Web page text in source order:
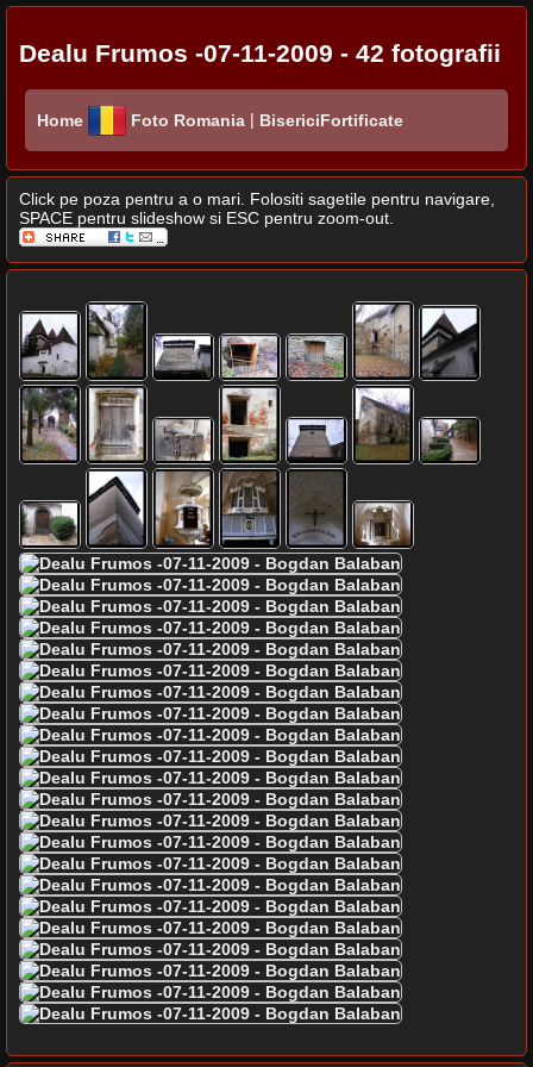
Dealu Frumos -07-11-2009 - 42 fotografii
Home Foto Romania | BisericiFortificate
Click pe poza pentru a o mari. Folositi sagetile pentru navigare,
SPACE pentru slideshow si ESC pentru zoom-out.